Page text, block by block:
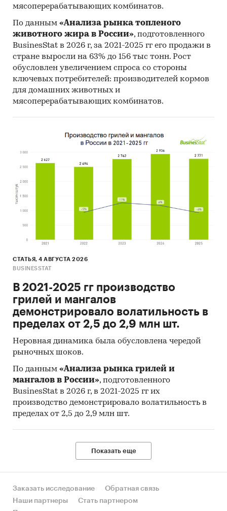
мясоперерабатывающих комбинатов.
По данным «Анализа рынка топленого
животного жира в России», подготовленного
BusinesStat в 2026 г, за 2021-2025 гг его продажи в
стране выросли на 63% до 156 тыс тонн. Рост
обусловлен увеличением спроса со стороны
ключевых потребителей: производителей кормов
для домашних животных и
мясоперерабатывающих комбинатов.
СТАТЬЯ, 4 АВГУСТА 2026
BUSINESSTAT
В 2021-2025 гг производство
грилей и мангалов
демонстрировало волатильность в
пределах от 2,5 до 2,9 млн шт.
Неровная динамика была обусловлена чередой
рыночных шоков.
По данным «Анализа рынка грилей и
мангалов в России», подготовленного
BusinesStat в 2026 г, в 2021-2025 гг их
производство демонстрировало волатильность в
пределах от 2,5 до 2,9 млн шт.
Показать еще
Заказать исследование
Обратная связь
Наши партнеры
Стать партнером